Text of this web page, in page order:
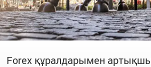
Forex құралдарымен